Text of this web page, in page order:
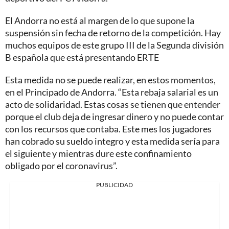
El Andorra no está al margen de lo que supone la
suspensión sin fecha de retorno de la competición. Hay
muchos equipos de este grupo III de la Segunda división
B española que está presentando ERTE
Esta medida no se puede realizar, en estos momentos,
en el Principado de Andorra. “Esta rebaja salarial es un
acto de solidaridad. Estas cosas se tienen que entender
porque el club deja de ingresar dinero y no puede contar
con los recursos que contaba. Este mes los jugadores
han cobrado su sueldo integro y esta medida sería para
el siguiente y mientras dure este confinamiento
obligado por el coronavirus”.
PUBLICIDAD